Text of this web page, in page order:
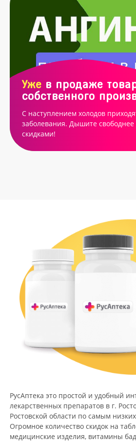
Уже в продаже
собственного
С наступлением холодов
заболевания. Дышите
скидками!
РусАптека это простой и удобный
лекарственных препаратов в г.
Ростовской области по самым
Огромное количество скидок на
медицинские изделия, витамины